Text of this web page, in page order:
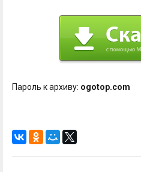
Пароль к архиву: ogotop.com